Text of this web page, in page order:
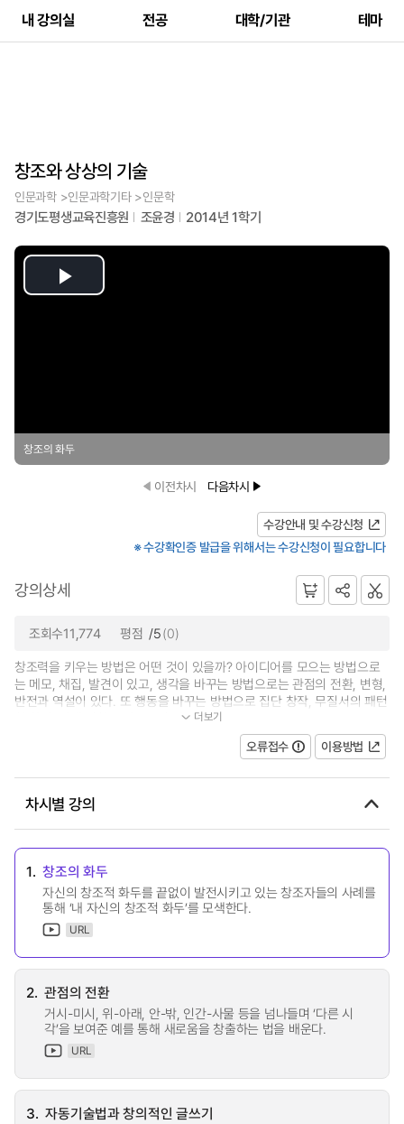
내 강의실 전공 대학/기관 테마
창조와 상상의 기술
인문과학 >인문과학기타 >인문학
경기도평생교육진흥원 조윤경 2014년 1학기
Play
창조의 화두
이전차시 다음차시
수강안내 및 수강신청
※ 수강확인증 발급을 위해서는 수강신청이 필요합니다
강의상세
조회수11,774 평점 /5(0)
창조력을 키우는 방법은 어떤 것이 있을까? 아이디어를 모으는 방법으로
는 메모, 채집, 발견이 있고, 생각을 바꾸는 방법으로는 관점의 전환, 변형,
반전과 역설이 있다. 또 행동을 바꾸는 방법으로 집단 창작, 무질서의 패턴
화 찾기, 강제 결합 그리고 유추와... 더보기
오류접수 이용방법
차시별 강의
1. 창조의 화두
자신의 창조적 화두를 끝없이 발전시키고 있는 창조자들의 사례를
통해 ‘내 자신의 창조적 화두’를 모색한다.
URL
2. 관점의 전환
거시-미시, 위-아래, 안-밖, 인간-사물 등을 넘나들며 ‘다른 시
각’을 보여준 예를 통해 새로움을 창출하는 법을 배운다.
URL
3. 자동기술법과 창의적인 글쓰기